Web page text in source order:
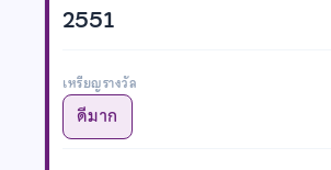
2551
เหรียญรางวัล
ดีมาก